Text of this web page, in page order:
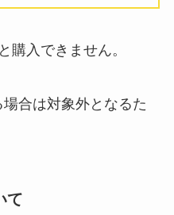
購入できません。
合は対象外となるた
て